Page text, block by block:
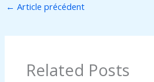
← Article précédent
Related Posts